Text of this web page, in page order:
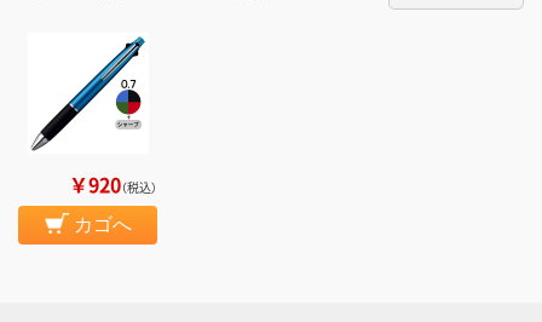
￥920（税込）
カゴへ